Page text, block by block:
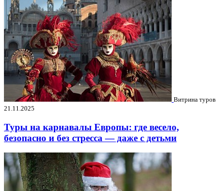
Витрина туров
21.11.2025
Туры на карнавалы Европы: где весело,
безопасно и без стресса — даже с детьми